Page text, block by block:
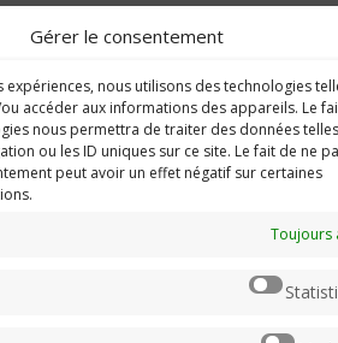
Gérer le consentement
nous utilisons des technologies
accéder aux informations des appareils. Le
nous permettra de traiter des données
ou les ID uniques sur ce site. Le fait de ne
peut avoir un effet négatif sur certaines
Toujours
un site traitant de
vidéo. Toute
partielle ou complète
préalable est
DERNIERS
en